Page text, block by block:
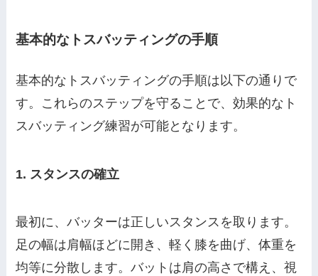
基本的なトスバッティングの手順
基本的なトスバッティングの手順は以下の通りで
す。これらのステップを守ることで、効果的なト
スバッティング練習が可能となります。
1. スタンスの確立
最初に、バッターは正しいスタンスを取ります。
足の幅は肩幅ほどに開き、軽く膝を曲げ、体重を
均等に分散します。バットは肩の高さで構え、視